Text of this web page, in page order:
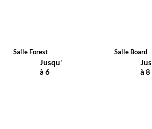
Salle Forest
Jusqu'
à 6
Salle Board
à 8